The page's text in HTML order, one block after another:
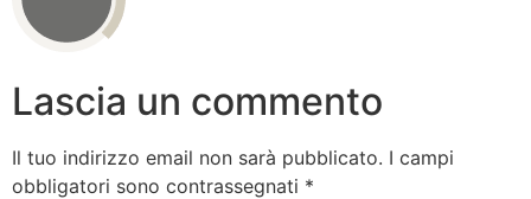
Lascia un commento
Il tuo indirizzo email non sarà pubblicato. I campi
obbligatori sono contrassegnati *